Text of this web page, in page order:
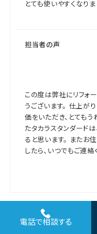
とても使いやすくなりま
担当者の声
この度は弊社にリフォ
うございます。 仕上が
価をいただき、とても
たタカラスタンダード
ると思います。 またお
したら、いつでもご連絡
関連記事
電話で相談する